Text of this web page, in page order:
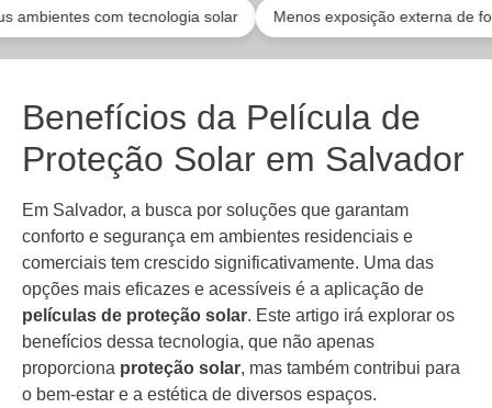
com tecnologia solar Menos exposição externa de forma
Benefícios da Película de
Proteção Solar em Salvador
Em Salvador, a busca por soluções que garantam
conforto e segurança em ambientes residenciais e
comerciais tem crescido significativamente. Uma das
opções mais eficazes e acessíveis é a aplicação de
películas de proteção solar. Este artigo irá explorar os
benefícios dessa tecnologia, que não apenas
proporciona proteção solar, mas também contribui para
o bem-estar e a estética de diversos espaços.